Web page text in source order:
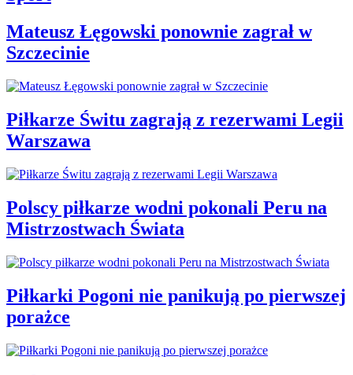
Mateusz Łęgowski ponownie zagrał w
Szczecinie
Piłkarze Świtu zagrają z rezerwami Legii
Warszawa
Polscy piłkarze wodni pokonali Peru na
Mistrzostwach Świata
Piłkarki Pogoni nie panikują po pierwszej
porażce